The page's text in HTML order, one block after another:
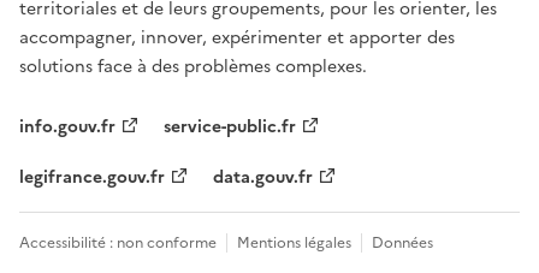
territoriales et de leurs groupements, pour les orienter, les
accompagner, innover, expérimenter et apporter des
solutions face à des problèmes complexes.
info.gouv.fr
service-public.fr
legifrance.gouv.fr
data.gouv.fr
Accessibilité : non conforme Mentions légales
Données